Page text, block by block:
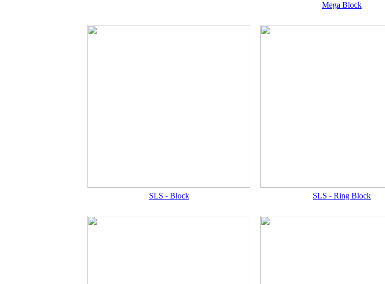
Mega Block
SLS - Block SLS - Ring Block